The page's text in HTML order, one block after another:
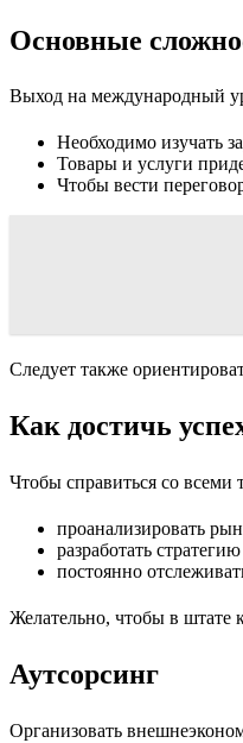
Основные
Выход на международный
Необходимо изучать
Товары и услуги
Чтобы вести
Следует также
Как достичь
Чтобы справиться со
проанализировать
разработать
постоянно
Желательно, чтобы в
Аутсорсинг
Организовать